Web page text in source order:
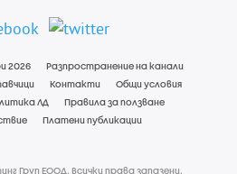
2026
Разпространение на канали
Контакти
Общи условия
ЛД
Правила за ползване
Платени публикации
Груп ЕООД. Всички права запазени.